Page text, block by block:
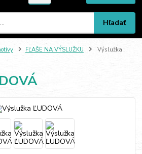
Hľadať
FĽAŠE NA VÝSLUŽKU
Výslužka